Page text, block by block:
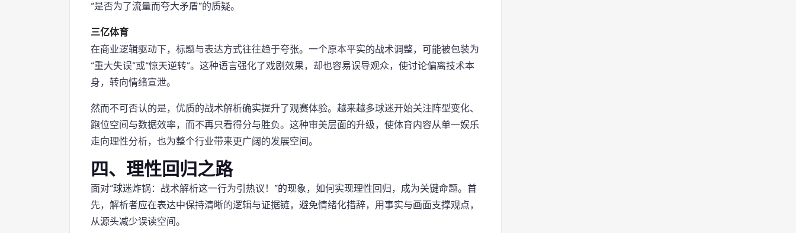
“是否为了流量而夸大矛盾”的质疑。
三亿体育
在商业逻辑驱动下，标题与表达方式往往趋于夸张。一个原本平实的战术调整，可能被包装为
“重大失误”或“惊天逆转”。这种语言强化了戏剧效果，却也容易误导观众，使讨论偏离技术本
身，转向情绪宣泄。
然而不可否认的是，优质的战术解析确实提升了观赛体验。越来越多球迷开始关注阵型变化、
跑位空间与数据效率，而不再只看得分与胜负。这种审美层面的升级，使体育内容从单一娱乐
走向理性分析，也为整个行业带来更广阔的发展空间。
四、理性回归之路
面对“球迷炸锅：战术解析这一行为引热议！”的现象，如何实现理性回归，成为关键命题。首
先，解析者应在表达中保持清晰的逻辑与证据链，避免情绪化措辞，用事实与画面支撑观点，
从源头减少误读空间。